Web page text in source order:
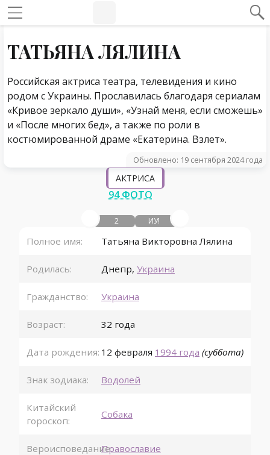
ТАТЬЯНА ЛЯЛИНА
Российская актриса театра, телевидения и кино
родом с Украины. Прославилась благодаря сериалам
«Кривое зеркало души», «Узнай меня, если сможешь»
и «После многих бед», а также по роли в
костюмированной драме «Екатерина. Взлет».
Обновлено: 19 сентября 2024 года
АКТРИСА
94 ФОТО
2 ИУ!
Полное имя: Татьяна Викторовна Лялина
Родилась: Днепр, Украина
Гражданство: Украина
Возраст: 32 года
Дата рождения: 12 февраля 1994 года (суббота)
Знак зодиака: Водолей
Китайский
гороскоп:
Собака
Вероисповедание:Православие